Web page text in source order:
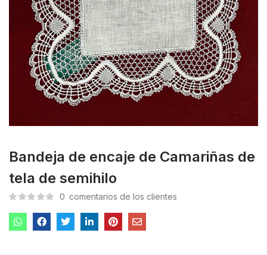
Bandeja de encaje de Camariñas de
tela de semihilo
0 comentarios de los clientes